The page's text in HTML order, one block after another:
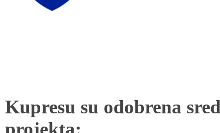
Kupresu su odobrena
projekta: